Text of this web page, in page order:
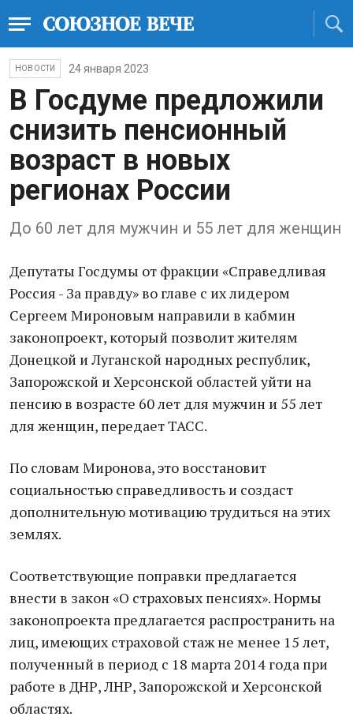
НОВОСТИ 24 января 2023
В Госдуме предложили
снизить пенсионный
возраст в новых
регионах России
До 60 лет для мужчин и 55 лет для женщин
Депутаты Госдумы от фракции «Справедливая
Россия - За правду» во главе с их лидером
Сергеем Мироновым направили в кабмин
законопроект, который позволит жителям
Донецкой и Луганской народных республик,
Запорожской и Херсонской областей уйти на
пенсию в возрасте 60 лет для мужчин и 55 лет
для женщин, передает ТАСС.
По словам Миронова, это восстановит
социальностью справедливость и создаст
дополнительную мотивацию трудиться на этих
землях.
Соответствующие поправки предлагается
внести в закон «О страховых пенсиях». Нормы
законопроекта предлагается распространить на
лиц, имеющих страховой стаж не менее 15 лет,
полученный в период с 18 марта 2014 года при
работе в ДНР, ЛНР, Запорожской и Херсонской
областях.